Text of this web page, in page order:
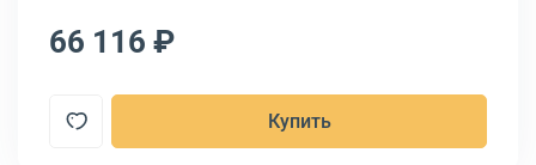
66 116 ₽
Купить